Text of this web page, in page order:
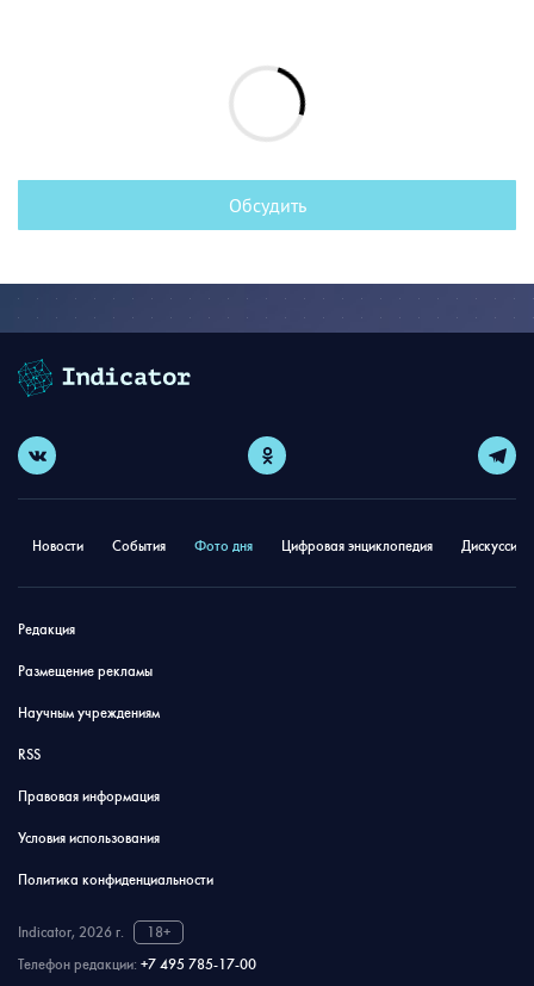
Обсудить
Новости События Фото дня Цифровая энциклопедия
Редакция
Размещение рекламы
Научным учреждениям
RSS
Правовая информация
Условия использования
Политика конфиденциальности
Indicator, 2026 г.
18+
Телефон редакции: +7 495 785-17-00